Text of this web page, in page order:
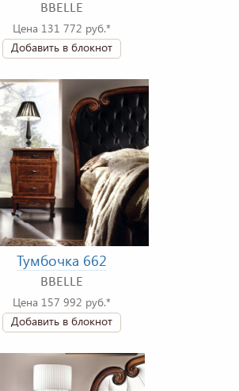
BBELLE
Цена 131 772 руб.*
Добавить в блокнот
Тумбочка 662
BBELLE
Цена 157 992 руб.*
Добавить в блокнот